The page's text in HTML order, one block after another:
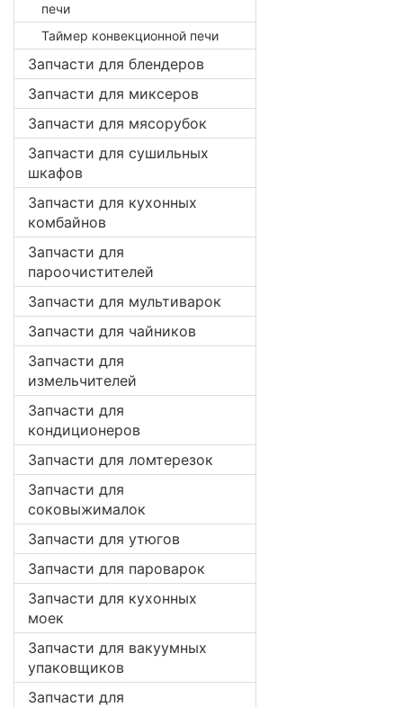
печи
Таймер конвекционной печи
Запчасти для блендеров
Запчасти для миксеров
Запчасти для мясорубок
Запчасти для сушильных
шкафов
Запчасти для кухонных
комбайнов
Запчасти для
пароочистителей
Запчасти для мультиварок
Запчасти для чайников
Запчасти для
измельчителей
Запчасти для
кондиционеров
Запчасти для ломтерезок
Запчасти для
соковыжималок
Запчасти для утюгов
Запчасти для пароварок
Запчасти для кухонных
моек
Запчасти для вакуумных
упаковщиков
Запчасти для